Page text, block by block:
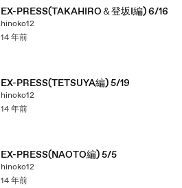
EX-PRESS(TAKAHIRO＆登坂I編) 6/16
hinoko12
14 年前
EX-PRESS(TETSUYA編) 5/19
hinoko12
14 年前
EX-PRESS(NAOTO編) 5/5
hinoko12
14 年前